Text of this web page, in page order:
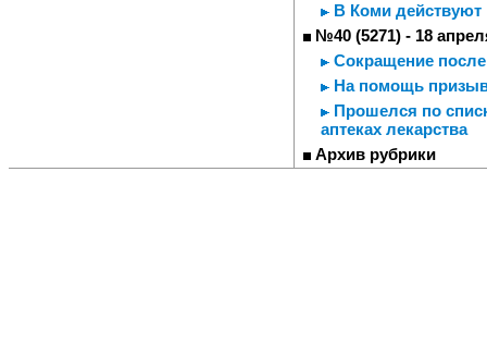
В Коми
№40 (5271) - 18
Сокращение
На помощь
Прошелся по
аптеках лекарства
Архив рубрики